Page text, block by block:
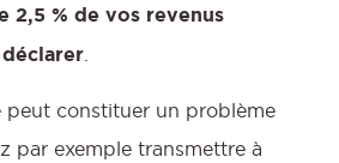
2,5 % de vos revenus
déclarer
peut constituer un problème
par exemple transmettre à